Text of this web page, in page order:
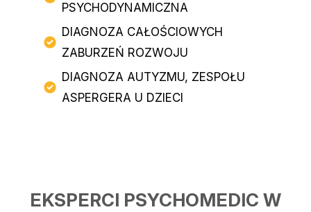
PSYCHODYNAMICZNA
DIAGNOZA CAŁOŚCIOWYCH
ZABURZEŃ ROZWOJU
DIAGNOZA AUTYZMU, ZESPOŁU
ASPERGERA U DZIECI
EKSPERCI PSYCHOMEDIC W